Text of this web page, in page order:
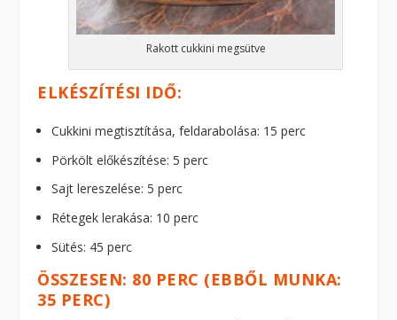
Rakott cukkini megsütve
ELKÉSZÍTÉSI IDŐ:
Cukkini megtisztítása, feldarabolása: 15 perc
Pörkölt előkészítése: 5 perc
Sajt lereszelése: 5 perc
Rétegek lerakása: 10 perc
Sütés: 45 perc
ÖSSZESEN: 80 PERC (EBBŐL MUNKA:
35 PERC)